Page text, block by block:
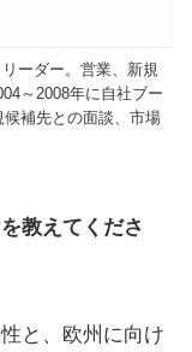
ーダー。営業、新規
～2008年に自社ブー
補先との面談、市場
教えてくださ
と、欧州に向け